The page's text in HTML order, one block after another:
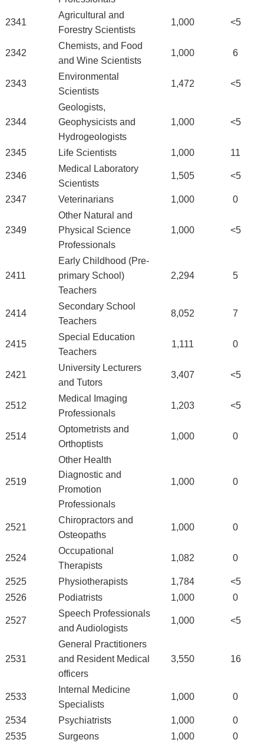
2341
Agricultural and
Forestry Scientists
1,000 <5
2342
Chemists, and Food
and Wine Scientists
1,000 6
2343
Environmental
Scientists
1,472 <5
2344
Geologists,
Geophysicists and
Hydrogeologists
1,000 <5
2345 Life Scientists 1,000 11
2346
Medical Laboratory
Scientists
1,505 <5
2347 Veterinarians 1,000 0
2349
Other Natural and
Physical Science
Professionals
1,000 <5
2411
Early Childhood (Pre-
primary School)
Teachers
2,294 5
2414
Secondary School
Teachers
8,052 7
2415
Special Education
Teachers
1,111 0
2421
University Lecturers
and Tutors
3,407 <5
2512
Medical Imaging
Professionals
1,203 <5
2514
Optometrists and
Orthoptists
1,000 0
2519
Other Health
Diagnostic and
Promotion
Professionals
1,000 0
2521
Chiropractors and
Osteopaths
1,000 0
2524
Occupational
Therapists
1,082 0
2525 Physiotherapists 1,784
<5
2526
Podiatrists 1,000 0
2527
Speech Professionals
and Audiologists
1,000 <5
2531
General Practitioners
and Resident Medical
officers
3,550 16
2533
Internal Medicine
Specialists
1,000 0
2534 Psychiatrists 1,000
0
2535
Surgeons 1,000 0